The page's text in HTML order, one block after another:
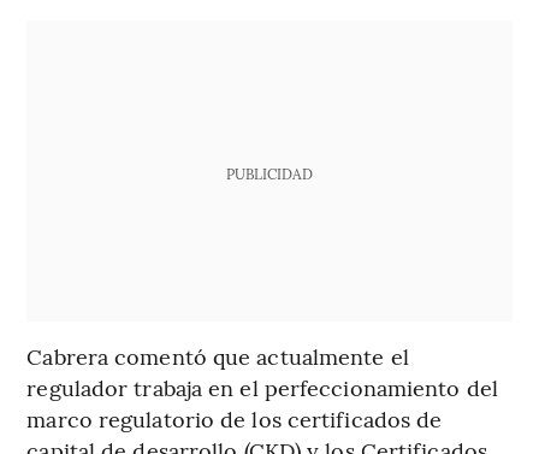
PUBLICIDAD
Cabrera comentó que actualmente el
regulador trabaja en el perfeccionamiento del
marco regulatorio de los certificados de